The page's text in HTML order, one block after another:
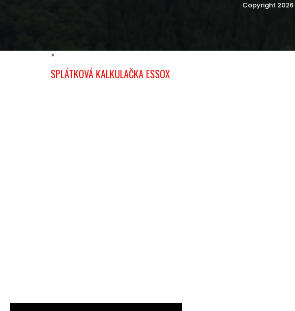
Copyright 2026
×
SPLÁTKOVÁ KALKULAČKA ESSOX